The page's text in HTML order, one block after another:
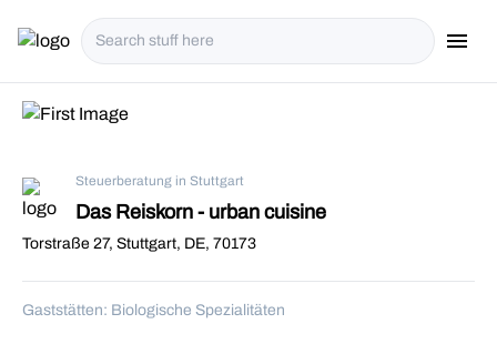
menu
Steuerberatung in Stuttgart
Das Reiskorn - urban cuisine
Torstraße 27, Stuttgart, DE, 70173
Gaststätten: Biologische Spezialitäten